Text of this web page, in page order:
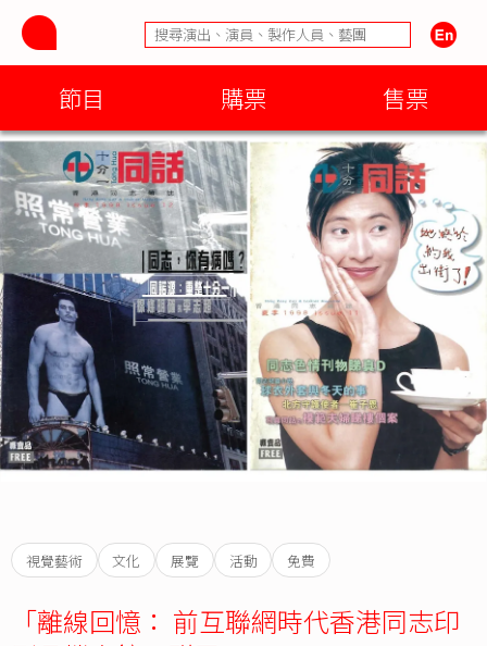
節目 購票 售票
視覺藝術 文化 展覽 活動 免費
「離線回憶： 前互聯網時代香港同志印